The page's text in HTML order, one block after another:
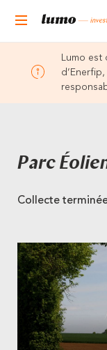
Lumo est
Parc
Collecte